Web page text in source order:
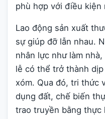
phù hợp với điều kiện
Lao động sản xuất
sự giúp đỡ lẫn nhau.
nhân lực như làm
lễ có thể trở thành
xóm. Qua đó, tri thức
dụng đất, chế biến
trao truyền bằng thực